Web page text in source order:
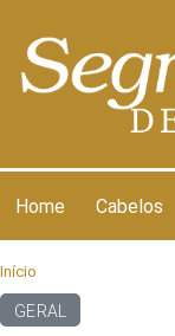
Home Cabelos
Início
GERAL